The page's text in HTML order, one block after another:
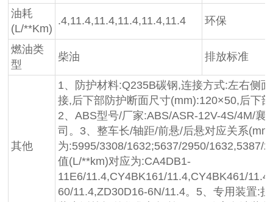
油耗
(L/**Km)
.4,11.4,11.4,11.4,11.4,11.4 环保
燃油类
型
柴油 排放标准
其他
1、防护材料:Q235B碳钢,连接方式:左右侧
接,后下部防护断面尺寸(mm):120×50,后下
2、ABS型号/厂家:ABS/ASR-12V-4S/4M/襄
司。3、整车长/轴距/前悬/后悬对应关系
为:5995/3308/1632;5637/2950/1632,5387/
值(L/**km)对应为:CA4DB1-
11E6/11.4,CY4BK161/11.4,CY4BK461/
60/11.4,ZD30D16-6N/11.4。5、专用装置: